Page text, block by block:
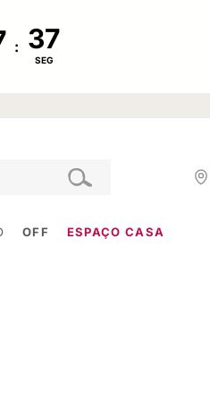
:
SEG
OFF ESPAÇO CASA